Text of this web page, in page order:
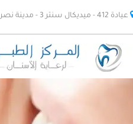
عيادة 412 - ميديكال سنتر 3 - مدينة نصر